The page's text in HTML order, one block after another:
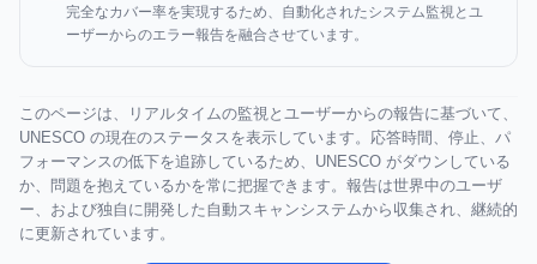
完全なカバー率を実現するため、自動化されたシステム監視とユ
ーザーからのエラー報告を融合させています。
このページは、リアルタイムの監視とユーザーからの報告に基づいて、
UNESCO の現在のステータスを表示しています。応答時間、停止、パ
フォーマンスの低下を追跡しているため、UNESCO がダウンしている
か、問題を抱えているかを常に把握できます。報告は世界中のユーザ
ー、および独自に開発した自動スキャンシステムから収集され、継続的
に更新されています。